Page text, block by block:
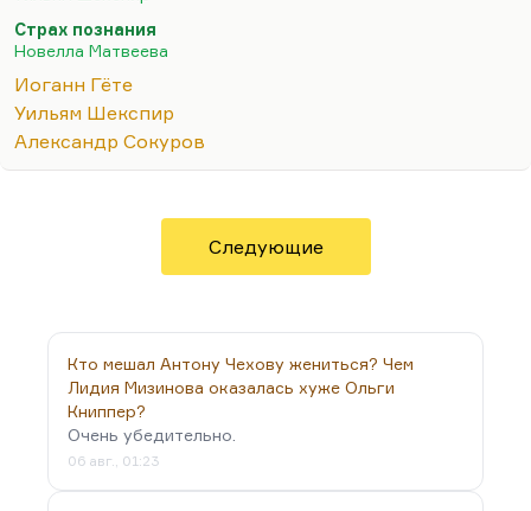
персонификация бессовестности, моральной
распущенности.
Кстати, люди, которые пишут о некоей
натянутости сравнения Фауста с советскими
учеными, посмотрите фильм Сокурова. Я думаю,
Страх познания
Новелла Матвеева
Иоганн Гёте
Уильям Шекспир
Александр Сокуров
Следующие
Кто мешал Антону Чехову жениться? Чем
Лидия Мизинова оказалась хуже Ольги
Книппер?
Очень убедительно.
06 авг., 01:23